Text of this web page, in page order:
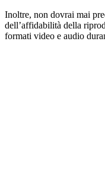
Inoltre, non dovrai mai
dell’affidabilità della
formati video e audio